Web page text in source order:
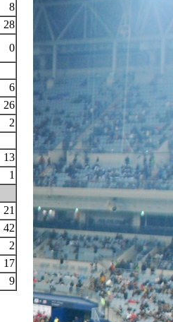
8
28
0
6
26
2
13
1
21
42
2
17
9